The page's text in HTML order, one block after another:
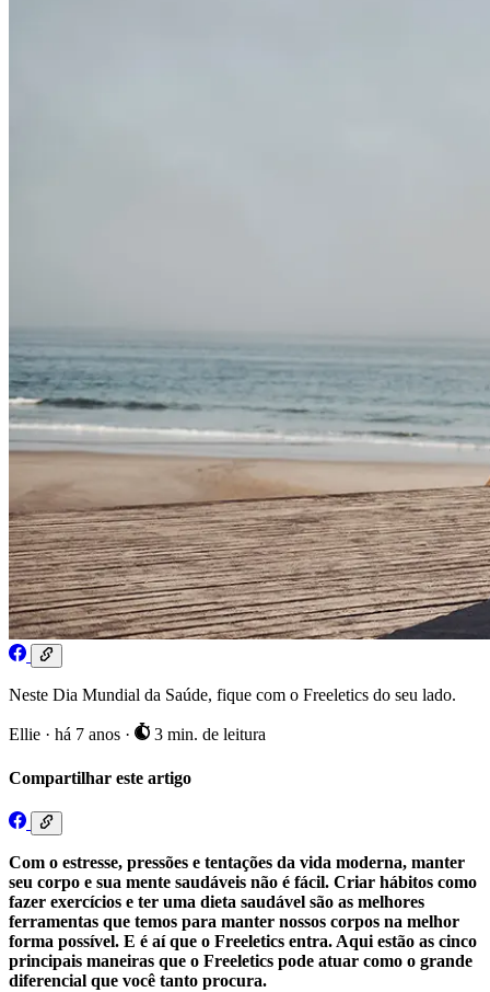
Neste Dia Mundial da Saúde, fique com o Freeletics do seu lado.
Ellie · há 7 anos · 3 min. de leitura
Compartilhar este artigo
Com o estresse, pressões e tentações da vida moderna, manter
seu corpo e sua mente saudáveis não é fácil. Criar hábitos como
fazer exercícios e ter uma dieta saudável são as melhores
ferramentas que temos para manter nossos corpos na melhor
forma possível. E é aí que o Freeletics entra. Aqui estão as cinco
principais maneiras que o Freeletics pode atuar como o grande
diferencial que você tanto procura.